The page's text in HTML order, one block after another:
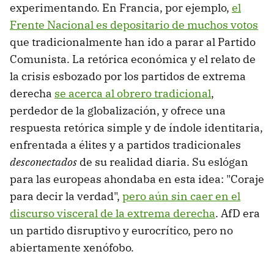
experimentando. En Francia, por ejemplo, el
Frente Nacional es depositario de muchos votos
que tradicionalmente han ido a parar al Partido
Comunista. La retórica económica y el relato de
la crisis esbozado por los partidos de extrema
derecha se acerca al obrero tradicional,
perdedor de la globalización, y ofrece una
respuesta retórica simple y de índole identitaria,
enfrentada a élites y a partidos tradicionales
desconectados de su realidad diaria. Su eslógan
para las europeas ahondaba en esta idea: "Coraje
para decir la verdad", pero aún sin caer en el
discurso visceral de la extrema derecha. AfD era
un partido disruptivo y eurocrítico, pero no
abiertamente xenófobo.